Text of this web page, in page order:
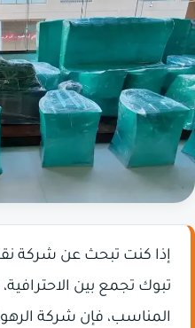
إذا كنت تبحث عن شركة
تبوك تجمع بين
المناسب، فإن شركة